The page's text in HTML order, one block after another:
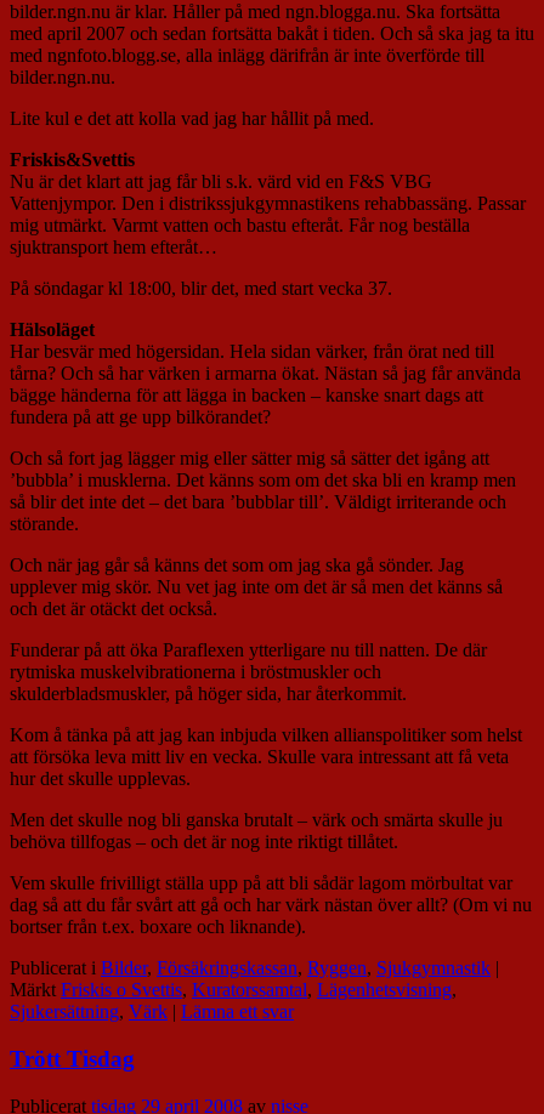
bilder.ngn.nu är klar. Håller på med ngn.blogga.nu. Ska fortsätta
med april 2007 och sedan fortsätta bakåt i tiden. Och så ska jag ta itu
med ngnfoto.blogg.se, alla inlägg därifrån är inte överförde till
bilder.ngn.nu.
Lite kul e det att kolla vad jag har hållit på med.
Friskis&Svettis
Nu är det klart att jag får bli s.k. värd vid en F&S VBG
Vattenjympor. Den i distrikssjukgymnastikens rehabbassäng. Passar
mig utmärkt. Varmt vatten och bastu efteråt. Får nog beställa
sjuktransport hem efteråt…
På söndagar kl 18:00, blir det, med start vecka 37.
Hälsoläget
Har besvär med högersidan. Hela sidan värker, från örat ned till
tårna? Och så har värken i armarna ökat. Nästan så jag får använda
bägge händerna för att lägga in backen – kanske snart dags att
fundera på att ge upp bilkörandet?
Och så fort jag lägger mig eller sätter mig så sätter det igång att
’bubbla’ i musklerna. Det känns som om det ska bli en kramp men
så blir det inte det – det bara ’bubblar till’. Väldigt irriterande och
störande.
Och när jag går så känns det som om jag ska gå sönder. Jag
upplever mig skör. Nu vet jag inte om det är så men det känns så
och det är otäckt det också.
Funderar på att öka Paraflexen ytterligare nu till natten. De där
rytmiska muskelvibrationerna i bröstmuskler och
skulderbladsmuskler, på höger sida, har återkommit.
Kom å tänka på att jag kan inbjuda vilken allianspolitiker som helst
att försöka leva mitt liv en vecka. Skulle vara intressant att få veta
hur det skulle upplevas.
Men det skulle nog bli ganska brutalt – värk och smärta skulle ju
behöva tillfogas – och det är nog inte riktigt tillåtet.
Vem skulle frivilligt ställa upp på att bli sådär lagom mörbultat var
dag så att du får svårt att gå och har värk nästan över allt? (Om vi nu
bortser från t.ex. boxare och liknande).
Publicerat i Bilder, Försäkringskassan, Ryggen, Sjukgymnastik |
Märkt Friskis o Svettis, Kuratorssamtal, Lägenhetsvisning,
Sjukersättning, Värk | Lämna ett svar
Trött Tisdag
Publicerat tisdag 29 april 2008 av nisse